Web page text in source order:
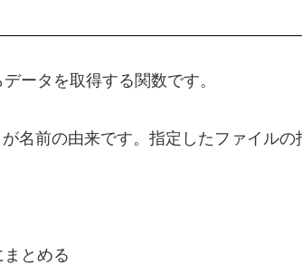
ータを取得する関数です。
名前の由来です。指定したファイルの
とめる